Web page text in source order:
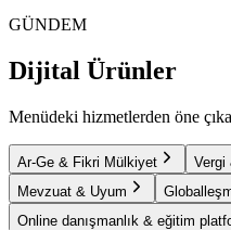
GÜNDEM
Dijital Ürünler
Menüdeki hizmetlerden öne
Ar-Ge & Fikri Mülkiyet Vergi
Mevzuat & Uyum
Online danışmanlık & eğitim